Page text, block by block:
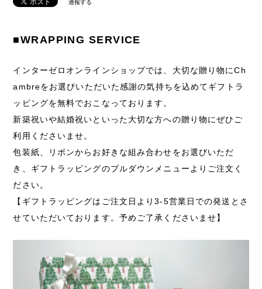
通報する
■WRAPPING SERVICE
インターゼロオンラインショップでは、大切な贈り物にCh
ambreをお選びいただいた感謝の気持ちを込めてギフトラ
ッピングを無料でおこなっております。
新築祝いや結婚祝いといった大切な方への贈り物にぜひご
利用くださいませ。
包装紙、リボンからお好きな組み合わせをお選びいただ
き、ギフトラッピングのプルダウンメニューよりご注文く
ださい。
【ギフトラッピングはご注文日より3-5営業日での発送とさ
せていただいております。予めご了承くださいませ】